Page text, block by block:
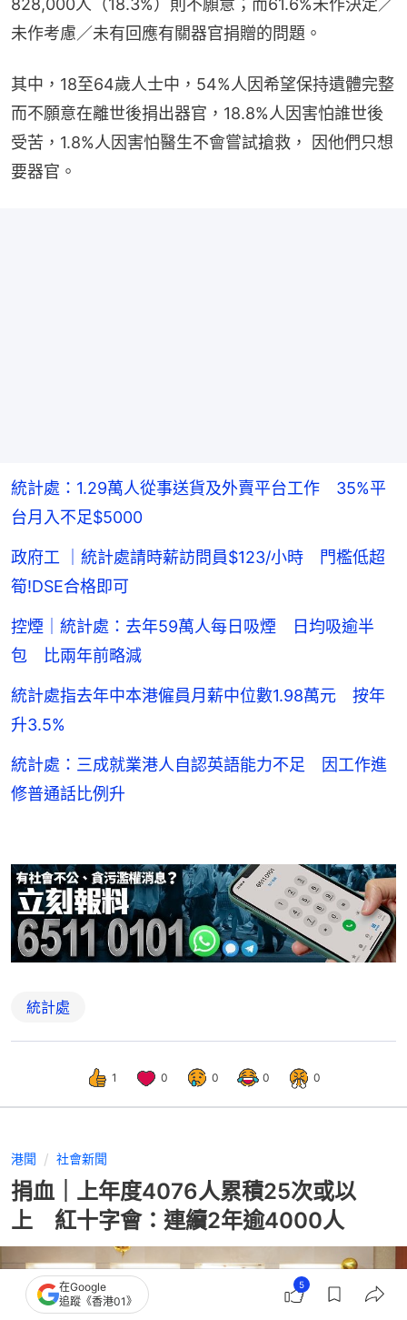
828,000人（18.3%）則不願意；而61.6%未作決定／
未作考慮／未有回應有關器官捐贈的問題。
其中，18至64歲人士中，54%人因希望保持遺體完整
而不願意在離世後捐出器官，18.8%人因害怕誰世後
受苦，1.8%人因害怕醫生不會嘗試搶救， 因他們只想
要器官。
統計處：1.29萬人從事送貨及外賣平台工作 35%平
台月入不足$5000
政府工 ｜統計處請時薪訪問員$123/小時 門檻低超
筍!DSE合格即可
控煙｜統計處：去年59萬人每日吸煙 日均吸逾半
包 比兩年前略減
統計處指去年中本港僱員月薪中位數1.98萬元 按年
升3.5%
統計處：三成就業港人自認英語能力不足 因工作進
修普通話比例升
統計處
1 0 0 0 0
港聞 社會新聞
捐血｜上年度4076人累積25次或以
上 紅十字會：連續2年逾4000人
在Google
追蹤《香港01》
5